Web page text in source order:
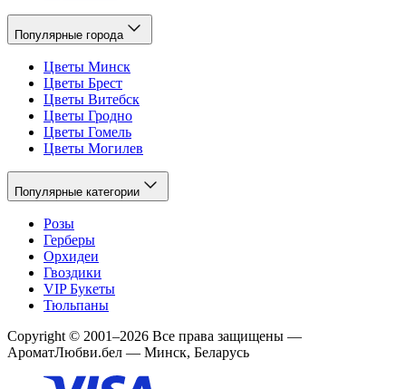
Популярные города
Цветы Минск
Цветы Брест
Цветы Витебск
Цветы Гродно
Цветы Гомель
Цветы Могилев
Популярные категории
Розы
Герберы
Орхидеи
Гвоздики
VIP Букеты
Тюльпаны
Copyright © 2001–2026 Все права защищены —
АроматЛюбви.бел — Минск, Беларусь